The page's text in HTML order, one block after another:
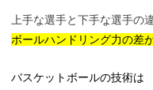
上手な選手と下手な選手の
ボールハンドリング力の差
バスケットボールの技術は